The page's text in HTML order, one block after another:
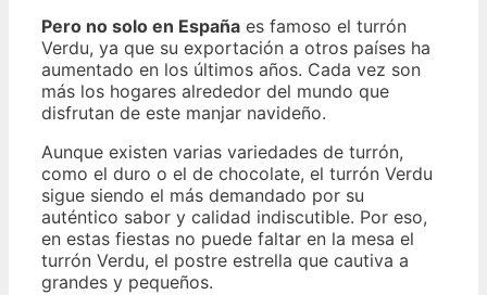
Pero no solo en España es famoso el turrón
Verdu, ya que su exportación a otros países ha
aumentado en los últimos años. Cada vez son
más los hogares alrededor del mundo que
disfrutan de este manjar navideño.
Aunque existen varias variedades de turrón,
como el duro o el de chocolate, el turrón Verdu
sigue siendo el más demandado por su
auténtico sabor y calidad indiscutible. Por eso,
en estas fiestas no puede faltar en la mesa el
turrón Verdu, el postre estrella que cautiva a
grandes y pequeños.